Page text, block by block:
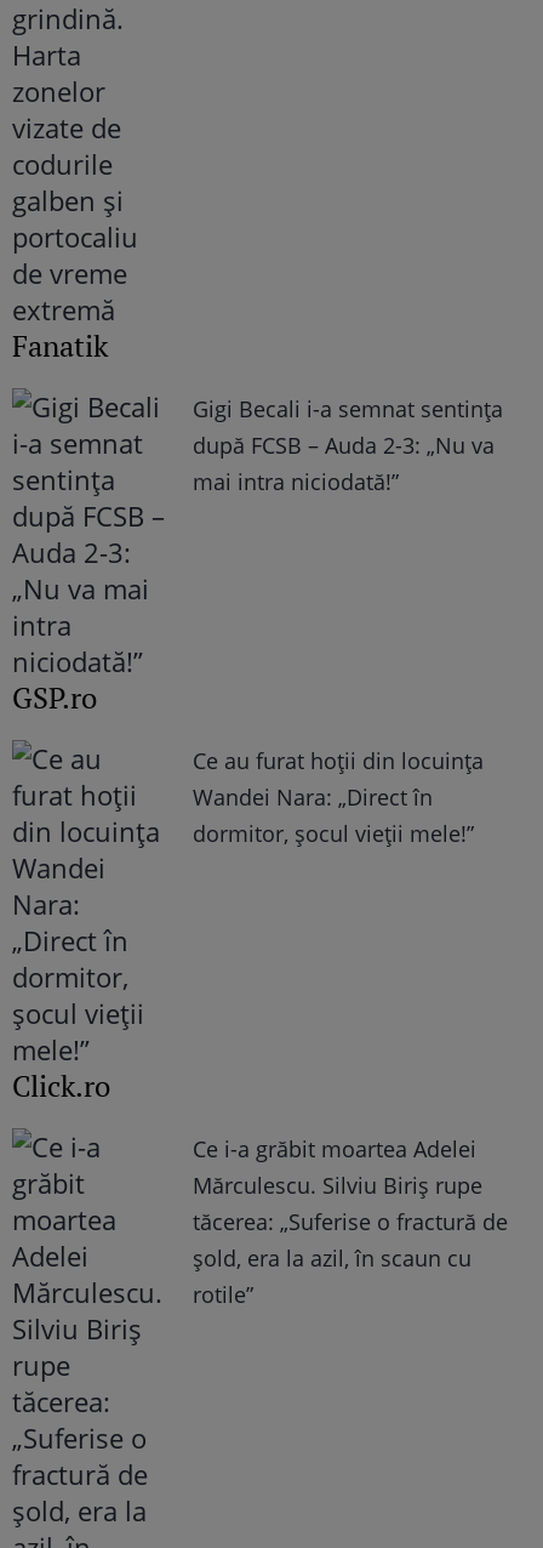
Fanatik
Gigi Becali i-a semnat sentința
după FCSB – Auda 2-3: „Nu va
mai intra niciodată!”
GSP.ro
Ce au furat hoții din locuința
Wandei Nara: „Direct în
dormitor, șocul vieții mele!”
Click.ro
Ce i-a grăbit moartea Adelei
Mărculescu. Silviu Biriș rupe
tăcerea: „Suferise o fractură de
șold, era la azil, în scaun cu
rotile”